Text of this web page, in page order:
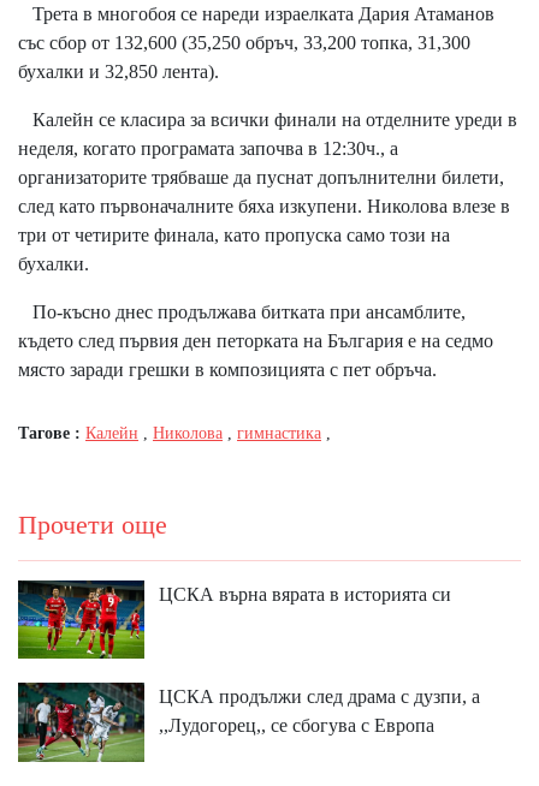
Трета в многобоя се нареди израелката Дария Атаманов
със сбор от 132,600 (35,250 обръч, 33,200 топка, 31,300
бухалки и 32,850 лента).
Калейн се класира за всички финали на отделните уреди в
неделя, когато програмата започва в 12:30ч., а
организаторите трябваше да пуснат допълнителни билети,
след като първоначалните бяха изкупени. Николова влезе в
три от четирите финала, като пропуска само този на
бухалки.
По-късно днес продължава битката при ансамблите,
където след първия ден петорката на България е на седмо
място заради грешки в композицията с пет обръча.
Тагове : Калейн , Николова , гимнастика ,
Прочети още
ЦСКА върна вярата в историята си
ЦСКА продължи след драма с дузпи, а
,,Лудогорец,, се сбогува с Европа